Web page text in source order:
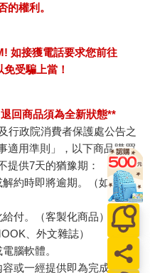
的權利。
如接獲電話要求您前往
受騙上當！
回商品須為全新狀態**
行政院消費者保護處公告之
適用準則」，以下商品購買
提供7天的猶豫期：
約時即將逾期。（如：生
付。（客製化商品）
、外文雜誌）
腦軟體。
或一經提供即為完成之線